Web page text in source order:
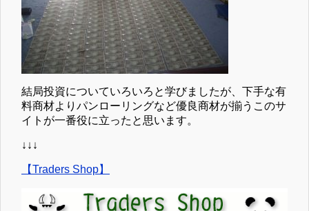
結局投資についていろいろと学びましたが、下手な有
料商材よりパンローリングなど優良商材が揃うこのサ
イトが一番役に立ったと思います。
↓↓↓
【Traders Shop】